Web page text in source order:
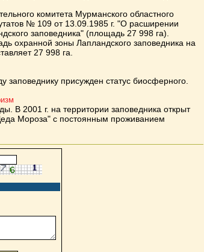
комитета Мурманского областного
№ 109 от 13.09.1985 г. "О расширении
заповедника" (площадь 27 998 га).
охранной зоны Лапландского заповедника на
27 998 га.
заповеднику присужден статус биосферного.
В 2001 г. на территории заповедника открыт
Мороза" с постоянным проживанием